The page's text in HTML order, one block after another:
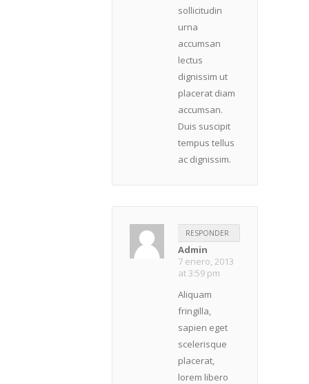
sollicitudin
urna
accumsan
lectus
dignissim ut
placerat diam
accumsan.
Duis suscipit
tempus tellus
ac dignissim.
RESPONDER
Admin
7 enero, 2013
at 3:59 pm
Aliquam
fringilla,
sapien eget
scelerisque
placerat,
lorem libero